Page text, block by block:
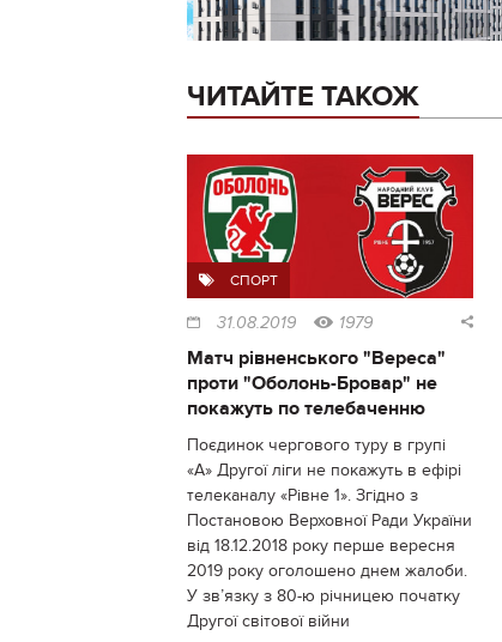
ЧИТАЙТЕ ТАКОЖ
СПОРТ
31.08.2019 1979
Матч рівненського "Вереса"
проти "Оболонь-Бровар" не
покажуть по телебаченню
Поєдинок чергового туру в групі
«А» Другої ліги не покажуть в ефірі
телеканалу «Рівне 1». Згідно з
Постановою Верховної Ради України
від 18.12.2018 року перше вересня
2019 року оголошено днем жалоби.
У зв’язку з 80-ю річницею початку
Другої світової війни